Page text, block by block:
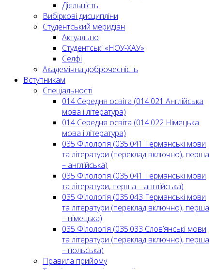
Діяльність
Вибіркові дисципліни
Студентський меридіан
Актуально
Студентські «НОУ-ХАУ»
Селфі
Академічна доброчесність
Вступникам
Спеціальності
014 Середня освіта (014.021 Англійська
мова і література)
014 Середня освіта (014.022 Німецька
мова і література)
035 Філологія (035.041 Германські мови
та літератури (переклад включно), перша
– англійська)
035 Філологія (035.041 Германські мови
та літератури, перша – англійська)
035 Філологія (035.043 Германські мови
та літератури (переклад включно), перша
– німецька)
035 Філологія (035.033 Слов’янські мови
та літератури (переклад включно), перша
– польська)
Правила прийому